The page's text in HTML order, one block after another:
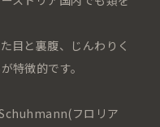
目と裏腹、じんわりく
特徴的です。
フロリア